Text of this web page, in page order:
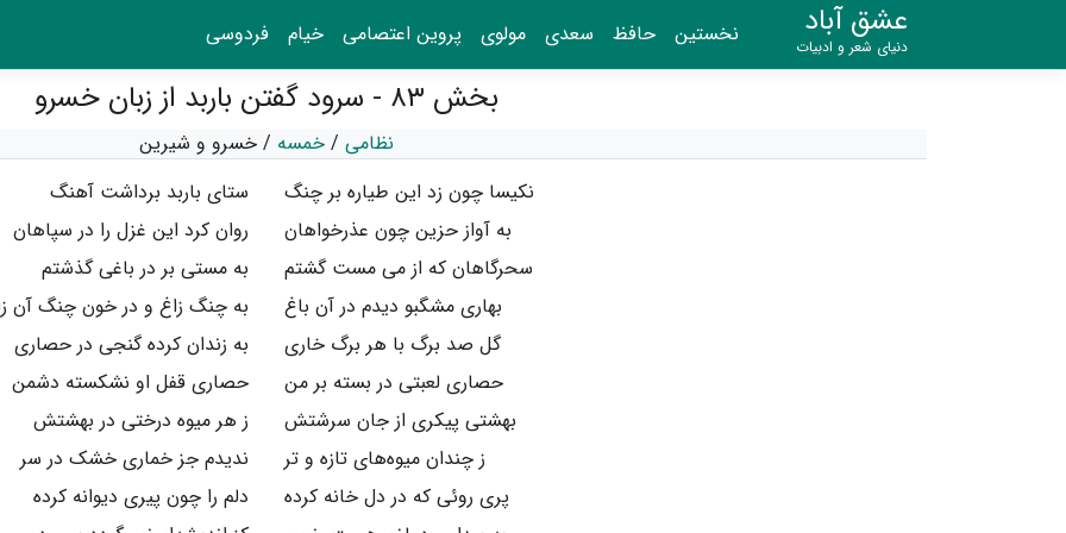
عشق آباد
دنیای شعر و ادبیات نخستین حافظ سعدی مولوی پروین اعتصامی خیام فردوسی
بخش ۸۳ - سرود گفتن باربد از زبان خسرو
نظامی / خمسه / خسرو و شیرین
نکیسا چون زد این طیاره بر چنگ
ستای باربد برداشت آهنگ
به آواز حزین چون عذرخواهان
روان کرد این غزل را در سپاهان
سحرگاهان که از می مست گشتم
به مستی بر در باغی گذشتم
بهاری مشگبو دیدم در آن باغ
به چنگ زاغ و در خون چنگ آن
گل صد برگ با هر برگ خاری
به زندان کرده گنجی در حصاری
حصاری لعبتی در بسته بر من
حصاری قفل او نشکسته دشمن
بهشتی پیکری از جان سرشتش
ز هر میوه درختی در بهشتش
ز چندان میوه‌های تازه و تر
ندیدم جز خماری خشک در سر
پری روئی که در دل خانه کرده
دلم را چون پیری دیوانه کرده